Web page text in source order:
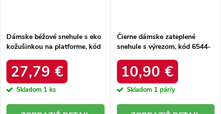
Dámske béžové snehule s eko
kožušinkou na platforme, kód
27,79 €
Skladom 1 ks
Čierne dámske zateplené
snehule s výrezom, kód 6544-
10,90 €
Skladom 1 pár/y